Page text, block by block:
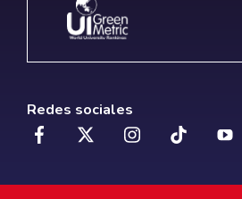
Redes sociales